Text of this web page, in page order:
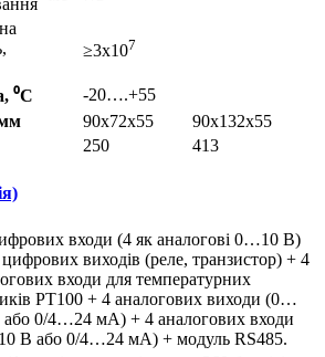
≥3x107
⁰С
-20….+55
90x72x55
90x132x55
250 413
входи (4 як аналогові 0…10 В)
виходів (реле, транзистор) + 4
входи для температурних
PT100 + 4 аналогових виходи (0…
або 0/4…24 мА) + 4 аналогових входи
В або 0/4…24 мА) + модуль RS485.